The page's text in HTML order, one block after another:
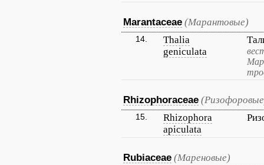
Marantaceae (Марантовые)
14.
Thalia
geniculata
Rhizophoraceae
15.
Rhizophora
apiculata
Rubiaceae (Мареновые)